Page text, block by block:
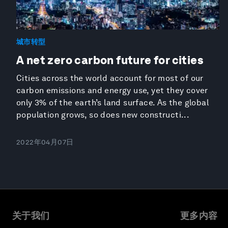
城市转型
A net zero carbon future for cities
Cities across the world account for most of our
carbon emissions and energy use, yet they cover
only 3% of the earth’s land surface. As the global
population grows, so does new constructi...
2022年04月07日
关于我们 更多内容